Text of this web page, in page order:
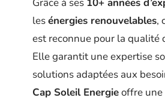
lesénergies renouvelables,
est reconnue pour la qualité
Elle garantit une expertise
solutions adaptées aux
Cap Soleil Energieoffre